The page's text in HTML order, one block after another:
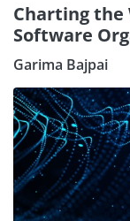
Charting the
Software
Garima Bajpai